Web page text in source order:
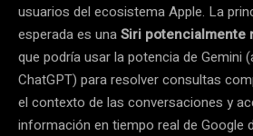
usuarios del ecosistema Apple. La
esperada es unaSiri potencialmente
que podría usar la potencia de Gemini
ChatGPT) para resolver consultas
el contexto de las conversaciones y
información en tiempo real de Google